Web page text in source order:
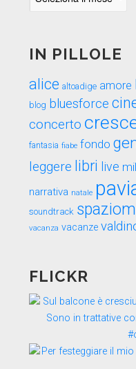
IN PILLOLE
alice altoadige amore
blog bluesforce
concerto
fantasia fiabe fondo
leggere libri live
narrativa natale
soundtrack
vacanza vacanze
FLICKR